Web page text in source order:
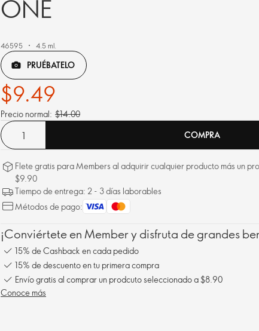
ONE
46595 4.5 ml.
PRUÉBATELO
$9.49
Precio normal: $14.00
COMPRA
Flete gratis para Members al adquirir cualquier producto más un
$9.90
Tiempo de entrega: 2 - 3 días laborables
Métodos de pago:
¡Conviértete en Member y disfruta de grandes
15% de Cashback en cada pedido
15% de descuento en tu primera compra
Envío gratis al comprar un prodcuto seleccionado a $8.90
Conoce más